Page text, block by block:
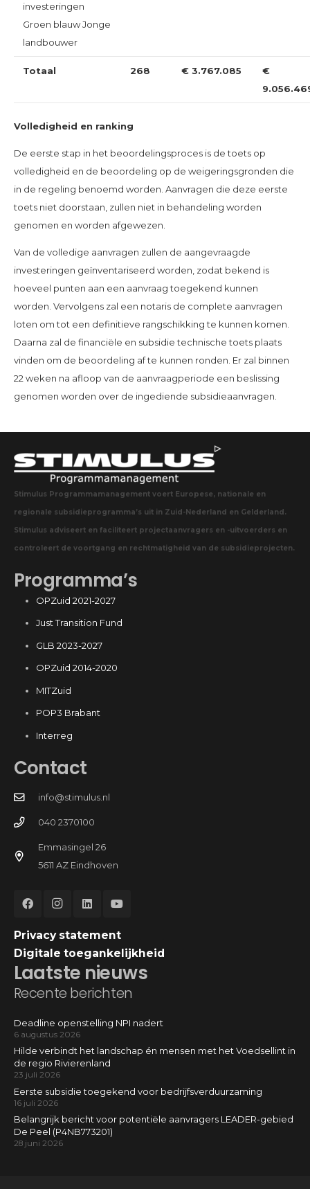
investeringen
Groen blauw Jonge
landbouwer
Totaal 268 € 3.767.085
€
Volledigheid en ranking
De eerste stap in het beoordelingsproces is de toets op
volledigheid en de beoordeling op de weigeringsgronden die
in de regeling benoemd worden. Aanvragen die deze eerste
toets niet doorstaan, zullen niet in behandeling worden
genomen en worden afgewezen.
Van de volledige aanvragen zullen de aangevraagde
investeringen geïnventariseerd worden, zodat bekend is
hoeveel punten aan een aanvraag toegekend kunnen
worden. Vervolgens zal een notaris de complete aanvragen
loten om tot een definitieve rangschikking te kunnen komen.
Daarna zal de financiële en subsidie technische toets plaats
vinden om de beoordeling af te kunnen ronden. Er zal binnen
22 weken na afloop van de aanvraagperiode een beslissing
genomen worden over de ingediende subsidieaanvragen.
Stimulus Programmamanagement voert Europese, nationale en
regionale subsidieprogramma’s uit in Zuid-Nederland en Gelderland.
Stimulus adviseert en faciliteert projectaanvragers en -uitvoerders en
controleert de voortgang en rechtmatigheid van de subsidieprojecten.
Programma’s
OPZuid 2021-2027
Just Transition Fund
GLB 2023-2027
OPZuid 2014-2020
MITZuid
POP3 Brabant
Interreg
Laatste nieuws
Recente berichten
Deadline openstelling NPI nadert
6 augustus 2026
Hilde verbindt het landschap én mensen met het Voedsellint in
de regio Rivierenland
23 juli 2026
Eerste subsidie toegekend voor bedrijfsverduurzaming
16 juli 2026
Belangrijk bericht voor potentiële aanvragers LEADER-gebied
De Peel (P4NB773201)
28 juni 2026
Contact
info@stimulus.nl
040 2370100
Emmasingel 26
5611 AZ Eindhoven
Privacy statement
Digitale toegankelijkheid